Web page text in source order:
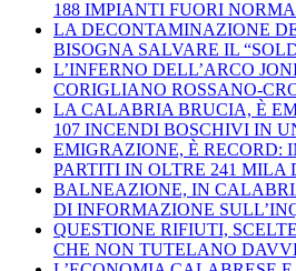
188 IMPIANTI FUORI
LA DECONTAMINAZIONE
BISOGNA SALVARE IL
L’INFERNO DELL’ARCO
CORIGLIANO ROSSANO-
LA CALABRIA BRUCIA, È
107 INCENDI BOSCHIVI IN
EMIGRAZIONE, È RECORD:
PARTITI IN OLTRE 241 MILA
BALNEAZIONE, IN
DI INFORMAZIONE
QUESTIONE RIFIUTI,
CHE NON TUTELANO